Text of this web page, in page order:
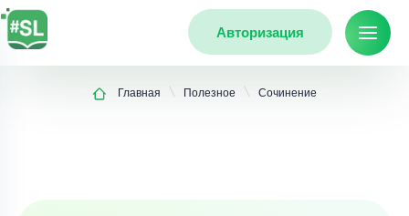
Авторизация
Главная Полезное Сочинение